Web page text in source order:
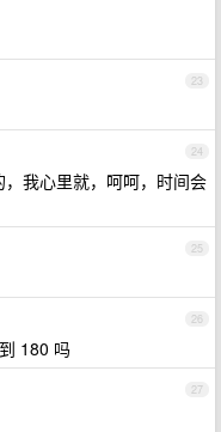
23
24
我心里就，呵呵，时间会
25
26
180 吗
27